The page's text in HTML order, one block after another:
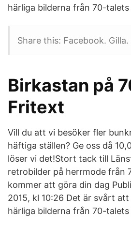
härliga bilderna från 70-
Share this: Facebook. Gilla.
Birkastan på
Fritext
Vill du att vi besöker fler
häftiga ställen? Ge oss då
löser vi det!Stort tack till
retrobilder på herrmode från
kommer att göra din dag
2015, kl 10:26 Det är svårt
härliga bilderna från 70-